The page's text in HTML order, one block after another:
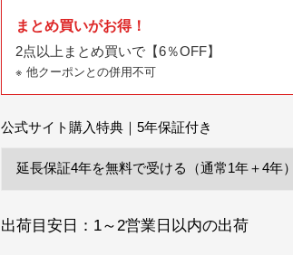
まとめ買いがお得！
2点以上まとめ買いで【6％OFF】
※ 他クーポンとの併用不可
公式サイト購入特典｜5年保証付き
出荷目安日：1～2営業日以内の出荷